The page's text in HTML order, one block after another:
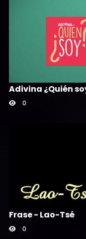
Adivina ¿Quién
0
Frase - Lao-Tsé
0